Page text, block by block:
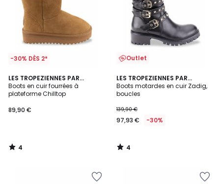
-30% DÈS 2*
LES TROPEZIENNES PAR
M.BELARBI
Boots en cuir fourrées à
plateforme Chilltop
89,90 €
4
/
5
4
/
Outlet
LES TROPEZIENNES PAR
M.BELARBI
Boots motardes en cuir Zadig,
boucles
139,90 €
97,93 € -30%
4
/
5
4
/